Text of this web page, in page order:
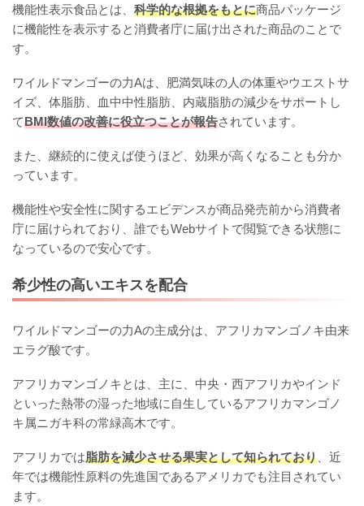
機能性表示食品とは、 科学的な根拠をもとに商品パッケージ
に機能性を表示すると消費者庁に届け出された商品のことで
す。
ワイルドマンゴーの力Aは、肥満気味の人の体重やウエストサ
イズ、体脂肪、血中中性脂肪、内蔵脂肪の減少をサポートし
てBMI数値の改善に役立つことが報告されています。
また、継続的に使えば使うほど、効果が高くなることも分か
っています。
機能性や安全性に関するエビデンスが商品発売前から消費者
庁に届けられており、誰でもWebサイトで閲覧できる状態に
なっているので安心です。
希少性の高いエキスを配合
ワイルドマンゴーの力Aの主成分は、アフリカマンゴノキ由来
エラグ酸です。
アフリカマンゴノキとは、主に、中央・西アフリカやインド
といった熱帯の湿った地域に自生しているアフリカマンゴノ
キ属ニガキ科の常緑高木です。
アフリカでは脂肪を減少させる果実として知られており 、近
年では機能性原料の先進国であるアメリカでも注目されてい
ます。